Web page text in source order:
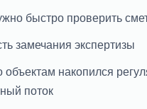
быстро проверить
замечания экспертизы
объектам накопился
поток